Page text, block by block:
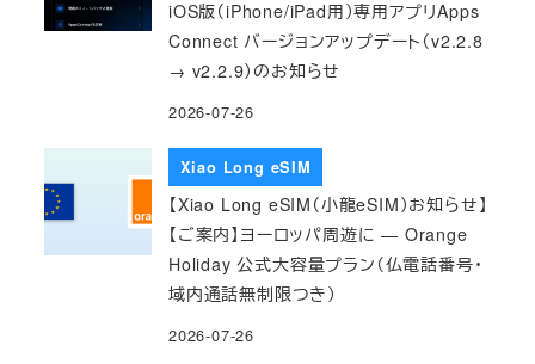
iOS版（iPhone/iPad用）専用アプリApps
Connect バージョンアップデート（v2.2.8
→ v2.2.9）のお知らせ
2026-07-26
Xiao Long eSIM
【Xiao Long eSIM（小龍eSIM）お知らせ】
【ご案内】ヨーロッパ周遊に — Orange
Holiday 公式大容量プラン（仏電話番号・
域内通話無制限つき）
2026-07-26